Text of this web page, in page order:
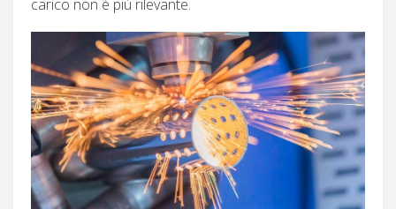
carico non è più rilevante.